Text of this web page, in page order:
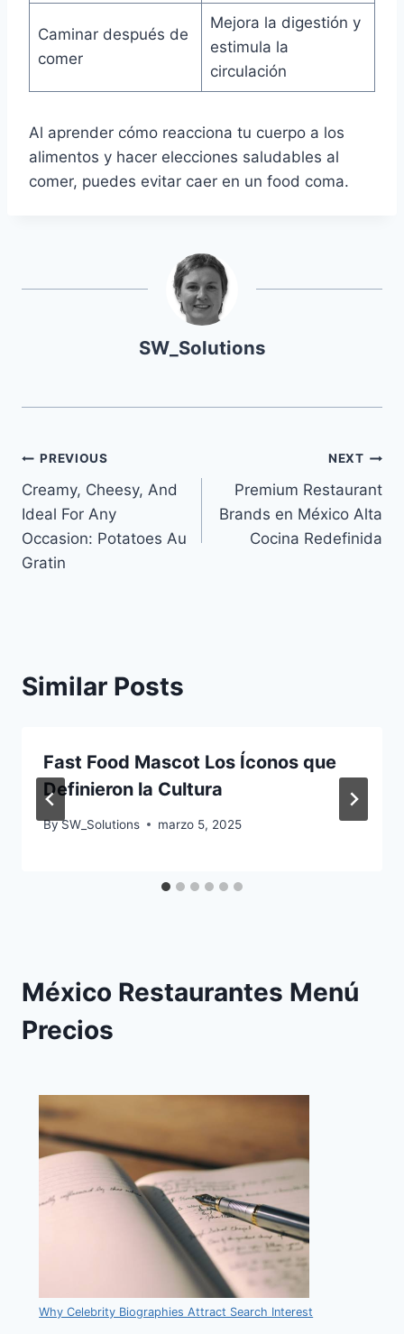
Caminar después de
comer
Mejora la digestión y
estimula la
circulación
Al aprender cómo reacciona tu cuerpo a los
alimentos y hacer elecciones saludables al
comer, puedes evitar caer en un food coma.
SW_Solutions
Navegación
de
entradas
PREVIOUS
Creamy, Cheesy, And
Ideal For Any
Occasion: Potatoes Au
Gratin
NEXT
Premium Restaurant
Brands en México Alta
Cocina Redefinida
Similar Posts
Fast Food Mascot Los Íconos que
Definieron la Cultura
BySW_Solutions marzo 5, 2025
México Restaurantes Menú
Precios
Why Celebrity Biographies Attract Search Interest